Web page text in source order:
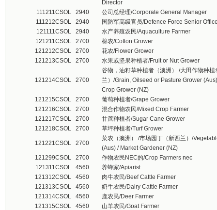
Director
111211CSOL 2940
公司总经理/Corporate General Manager
111212CSOL 2940
国防军高级官员/Defence Force Senior
121111CSOL 2940
水产养殖农民/Aquaculture Farmer
121211CSOL 2700
棉农/Cotton Grower
121212CSOL 2700
花农/Flower Grower
121213CSOL 2700 水果或坚果种植者/Fruit or Nut Grower
121214CSOL 2700
谷物，油籽草种植者（澳洲） /大田作物种植
兰）/Grain, Oilseed or Pasture Grower
Crop Grower (NZ)
121215CSOL 2700
葡萄种植者/Grape Grower
121216CSOL 2700
混合作物农民/Mixed Crop Farmer
121217CSOL 2700
甘蔗种植者/Sugar Cane Grower
121218CSOL 2700 草坪种植者/Turf Grower
121221CSOL 2700
菜农（澳洲） /市场园丁（新西兰）/
(Aus) / Market Gardener (NZ)
121299CSOL 2700
作物农民NEC的/Crop Farmers nec
121311CSOL 4560
养蜂家/Apiarist
121312CSOL 4560
肉牛农民/Beef Cattle Farmer
121313CSOL 4560
奶牛农民/Dairy Cattle Farmer
121314CSOL 4560
鹿农民/Deer Farmer
121315CSOL 4560
山羊农民/Goat Farmer